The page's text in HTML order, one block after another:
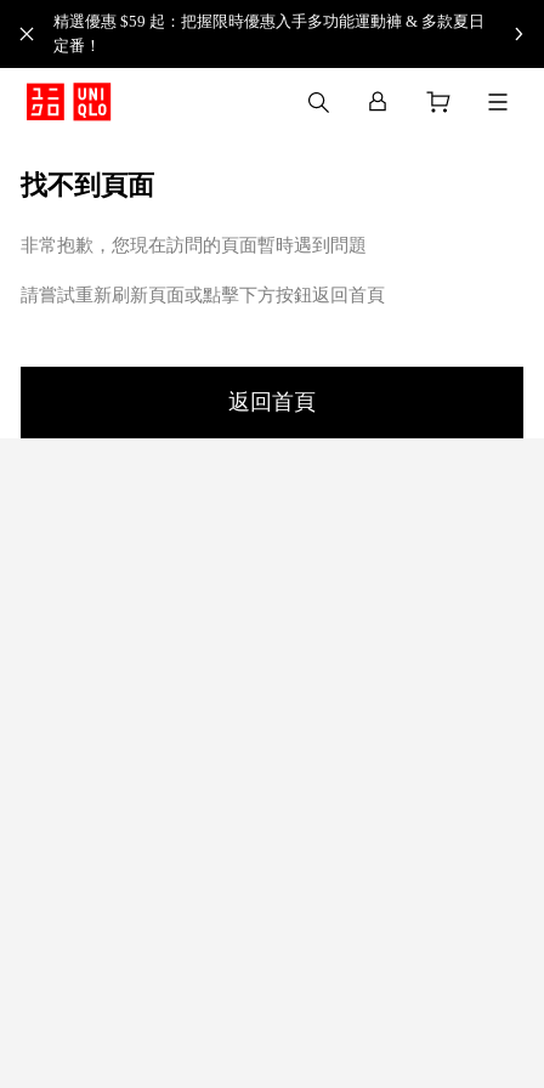
精選優惠 $59 起：把握限時優惠入手多功能運動褲 & 多款夏日
定番！​
找不到頁面
非常抱歉，您現在訪問的頁面暫時遇到問題
請嘗試重新刷新頁面或點擊下方按鈕返回首頁
返回首頁